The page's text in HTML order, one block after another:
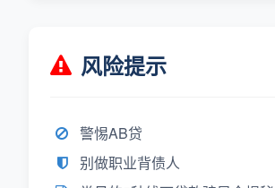
风险提示
警惕AB贷
别做职业背债人